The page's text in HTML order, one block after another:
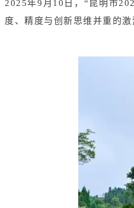
2025年9月10日，“昆明市
度、精度与创新思维并重的激